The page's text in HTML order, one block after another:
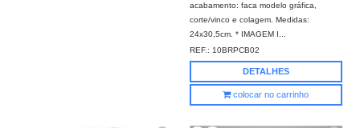
acabamento: faca modelo gráfica,
corte/vinco e colagem. Medidas:
24x30,5cm. * IMAGEM I...
REF.:10BRPCB02
DETALHES
colocar no carrinho